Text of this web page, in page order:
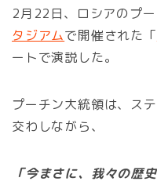
2月22日、ロシアのプー
タジアムで開催された「
ートで演説した。
プーチン大統領は、ス
交わしながら、
「今まさに、我々の歴